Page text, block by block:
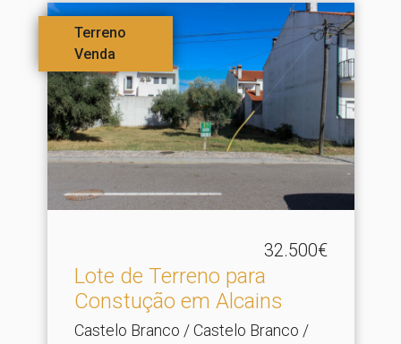
Terreno
Venda
32.500€
Lote de Terreno para
Constução em Alcains
Castelo Branco / Castelo Branco /